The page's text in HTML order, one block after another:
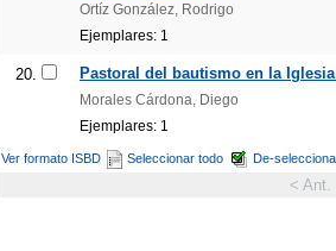
Ortíz González, Rodrigo
Ejemplares: 1
20. Pastoral del bautismo en la
Morales Cárdona, Diego
Ejemplares: 1
Ver formato ISBD Seleccionar todo De-
< Ant.